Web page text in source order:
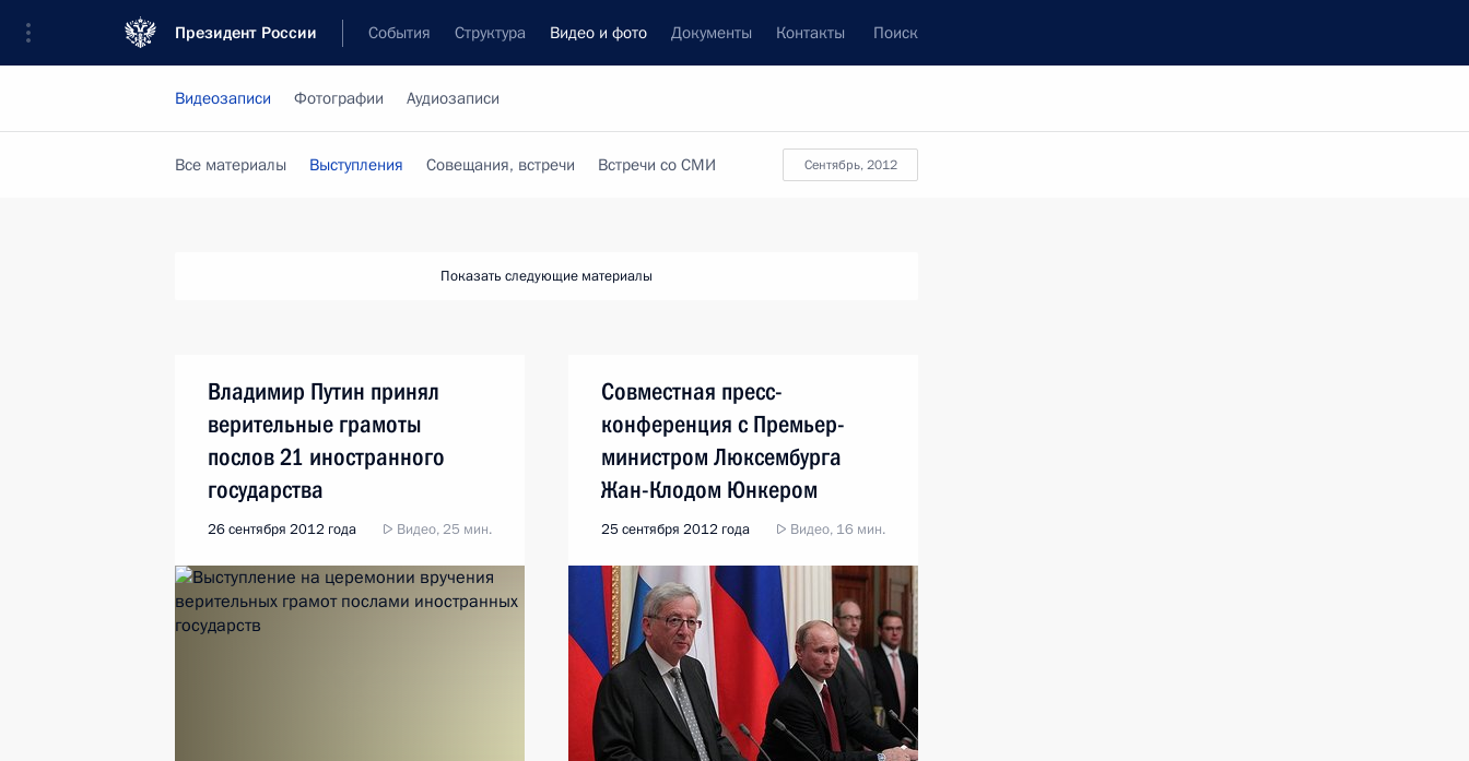
Президент России События Структура Видео и фото Документы Контакты Поиск
Видеозаписи Фотографии Аудиозаписи
сентябрь, 2012
Все материалы Выступления Совещания, встречи Встречи со СМИ
Показать следующие материалы
Владимир Путин принял
верительные грамоты
послов 21 иностранного
государства
26 сентября 2012 года Видео, 25 мин.
Совместная пресс-
конференция с Премьер-
министром Люксембурга
Жан-Клодом Юнкером
25 сентября 2012 года Видео, 16 мин.